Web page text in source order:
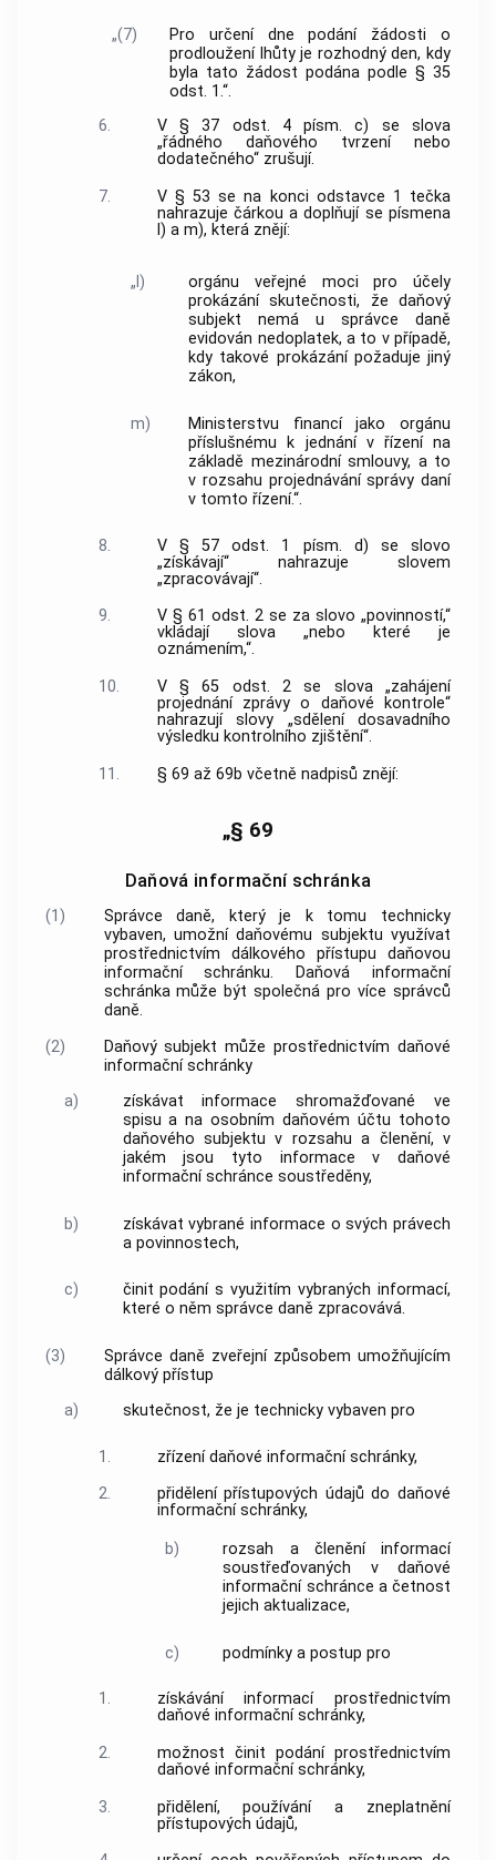
„(7)
Pro určení dne podání žádosti o
prodloužení lhůty je rozhodný den, kdy
byla tato žádost podána podle § 35
odst. 1.“.
6.
V § 37 odst. 4 písm. c) se slova
„řádného daňového tvrzení nebo
dodatečného“ zrušují.
7.
V § 53 se na konci odstavce 1 tečka
nahrazuje čárkou a doplňují se písmena
l) a m), která znějí:
„l)
orgánu veřejné moci pro účely
prokázání skutečnosti, že daňový
subjekt nemá u správce daně
evidován nedoplatek, a to v případě,
kdy takové prokázání požaduje jiný
zákon,
m)
Ministerstvu financí jako orgánu
příslušnému k jednání v řízení na
základě mezinárodní smlouvy, a to
v rozsahu projednávání správy daní
v tomto řízení.“.
8.
V § 57 odst. 1 písm. d) se slovo
„získávají“ nahrazuje slovem
„zpracovávají“.
9.
V § 61 odst. 2 se za slovo „povinností,“
vkládají slova „nebo které je
oznámením,“.
10.
V § 65 odst. 2 se slova „zahájení
projednání zprávy o daňové kontrole“
nahrazují slovy „sdělení dosavadního
výsledku kontrolního zjištění“.
11.
§ 69 až 69b včetně nadpisů znějí:
„§ 69
Daňová informační schránka
(1)
Správce daně, který je k tomu technicky
vybaven, umožní daňovému subjektu využívat
prostřednictvím dálkového přístupu daňovou
informační schránku. Daňová informační
schránka může být společná pro více správců
daně.
(2)
Daňový subjekt může prostřednictvím daňové
informační schránky
a)
získávat informace shromažďované ve
spisu a na osobním daňovém účtu tohoto
daňového subjektu v rozsahu a členění, v
jakém jsou tyto informace v daňové
informační schránce soustředěny,
b)
získávat vybrané informace o svých právech
a povinnostech,
c)
činit podání s využitím vybraných informací,
které o něm správce daně zpracovává.
(3)
Správce daně zveřejní způsobem umožňujícím
dálkový přístup
a)
skutečnost, že je technicky vybaven pro
1.
zřízení daňové informační schránky,
2.
přidělení přístupových údajů do daňové
informační schránky,
b)
rozsah a členění informací
soustřeďovaných v daňové
informační schránce a četnost
jejich aktualizace,
c) podmínky a postup pro
1.
získávání informací prostřednictvím
daňové informační schránky,
2.
možnost činit podání prostřednictvím
daňové informační schránky,
3.
přidělení, používání a zneplatnění
přístupových údajů,